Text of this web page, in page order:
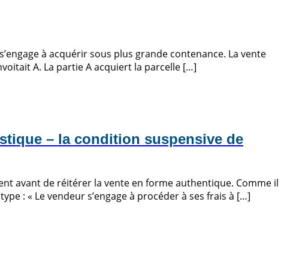
à acquérir sous plus grande contenance. La vente
A. La partie A acquiert la parcelle […]
– la condition suspensive de
avant de réitérer la vente en forme authentique. Comme il
: « Le vendeur s’engage à procéder à ses frais à […]